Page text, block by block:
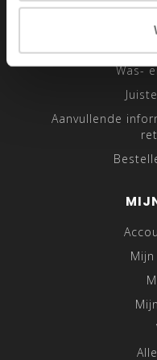
Was-
Aanvullende